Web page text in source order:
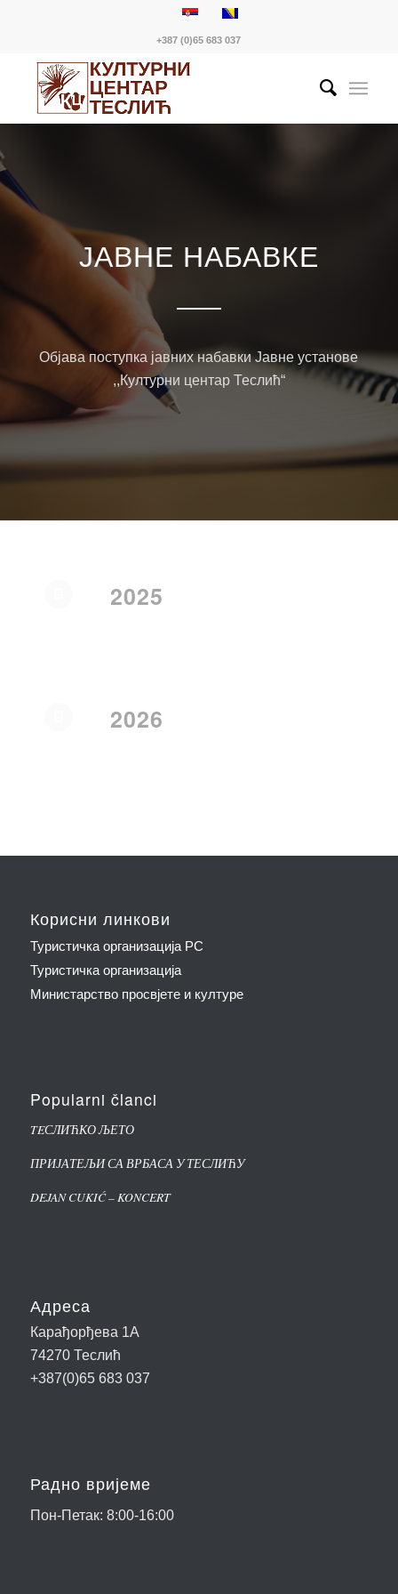
+387 (0)65 683 037
ЈАВНЕ НАБАВКЕ
Објава поступка јавних набавки Јавне установе
,,Културни центар Теслић“
2025
2026
Корисни линкови
Туристичка организација РС
Туристичка организација
Министарство просвјете и културе
Popularni članci
TEСЛИЋКО ЉЕТО
ПРИЈАТЕЉИ СА ВРБАСА У ТЕСЛИЋУ
DEJAN CUKIĆ – KONCERT
Адреса
Карађорђева 1А
74270 Теслић
+387(0)65 683 037
Радно вријеме
Пон-Петак: 8:00-16:00